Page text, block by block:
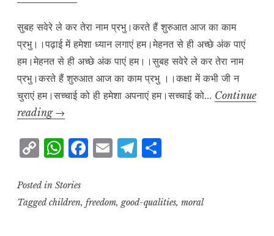
सुबह सवेरे ले कर तेरा नाम प्रभु।करते हैं शुरुआत आज का काम
प्रभु।।पढ़ाई में हमेशा ध्यान लगाएं हम।मेहनत से ही अच्छे अंक पाएं
हम।मेहनत से ही अच्छे अंक पाएं हम।।सुबह सवेरे ले कर तेरा नाम
प्रभु।करते हैं शुरुआत आज का काम प्रभु ।।कक्षा में कभी जी न
चुराएं‌ हम।सच्चाई को ही हमेशा अपनाएं हम।सच्चाई को… Continue
reading प्रार्थना
→
C
p
y
W
at
s
F
e
E
l
T
g r
Posted in Stories
Tagged children, freedom, good-qualities, moral